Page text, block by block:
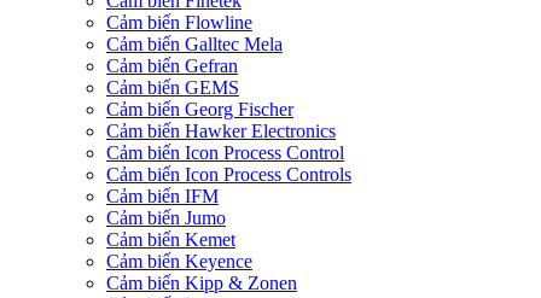
Cảm biến Flowline
Cảm biến Galltec Mela
Cảm biến Gefran
Cảm biến GEMS
Cảm biến Georg Fischer
Cảm biến Hawker Electronics
Cảm biến Icon Process Control
Cảm biến Icon Process Controls
Cảm biến IFM
Cảm biến Jumo
Cảm biến Kemet
Cảm biến Keyence
Cảm biến Kipp & Zonen